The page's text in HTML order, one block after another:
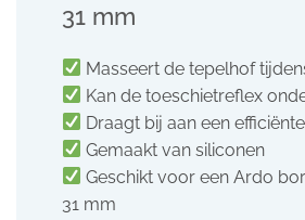
31 mm
Masseert de tepelhof
Kan de toeschietreflex
Draagt bij aan een
Gemaakt van siliconen
Geschikt voor een Ardo
31 mm